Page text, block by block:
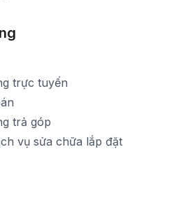
trực tuyến
trả góp
vụ sửa chữa lắp đặt